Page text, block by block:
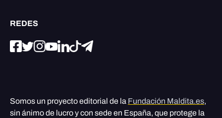
REDES
Somos un proyecto editorial de la Fundación Maldita.es,
sin ánimo de lucro y con sede en España, que protege la